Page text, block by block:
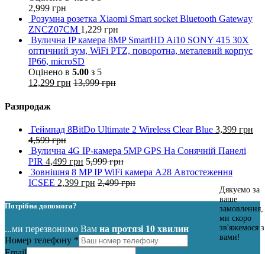
Дякуємо за
ваше
замовлення,
ми скоро
зв'яжемося з
вами!
2,999 грн
Розумна розетка Xiaomi Smart socket Bluetooth Gateway
ZNCZ07CM 1,229 грн
Вулична IP камера 8MP SmartHD Ai10 SONY 415 30X
оптичний зум, WiFi PTZ, поворотна, металевий корпус
IP66, microSD
Оцінено в 5.00 з 5
12,299 грн 13,999грн
Разпродаж
Геймпад 8BitDo Ultimate 2 Wireless Clear Blue 3,399 грн
4,599грн
Вулична 4G IP-камера 5MP GPS На Сонячній Панелі
PIR 4,499 грн 5,999грн
Зовнішня 8 MP IP WiFi камера A28 Автостеження
ICSEE 2,399 грн 2,499грн
Потрібна допомога?
...ми перезвонимо Вам на протязі 10 хвилин
Номер телефону *